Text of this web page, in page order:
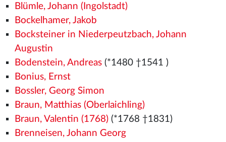
Blümle, Johann (Ingolstadt)
Bockelhamer, Jakob
Bocksteiner in Niederpeutzbach, Johann
Augustin
Bodenstein, Andreas(*1480 †1541 )
Bonius, Ernst
Bossler, Georg Simon
Braun, Matthias (Oberlaichling)
Braun, Valentin (1768)(*1768 †1831)
Brenneisen, Johann Georg